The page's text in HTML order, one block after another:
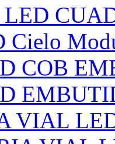
Cielo
COB
VIAL